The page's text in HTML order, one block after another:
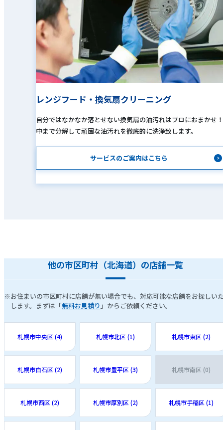
レンジフード・換気扇クリーニング
自分ではなかなか落とせない換気扇の油汚れはプロにおまかせ！
中まで分解して頑固な油汚れを徹底的に洗浄致します。
サービスのご案内はこちら
他の市区町村（北海道）の店舗一覧
※お住まいの市区町村に店舗が無い場合でも、対応可能な店舗をお探しい
します。まずは「無料お見積り 」からご依頼ください。
札幌市中央区 (4) 札幌市北区 (1) 札幌市東区 (2)
札幌市白石区 (2) 札幌市豊平区 (3) 札幌市南区 (0)
札幌市西区 (2) 札幌市厚別区 (2) 札幌市手稲区 (1)